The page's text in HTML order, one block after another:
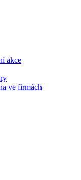
akce
ve firmách